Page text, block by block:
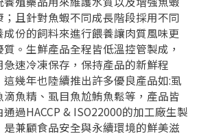
；且針對魚蝦不同成長階段採用不同
成份的飼料來進行餵養讓肉質風味更
質。生鮮產品全程皆低溫控管製成，
急速冷凍保存，保持產品的新鮮程
這幾年也陸續推出許多優良產品如:虱
滴魚精、虱目魚尬鮪魚鬆等，產品皆
通過HACCP & ISO22000的加工廠生製
是兼顧食品安全與永續環境的鮮美滋
註冊完成
請新產品嗎？
申請秘笈嗎？